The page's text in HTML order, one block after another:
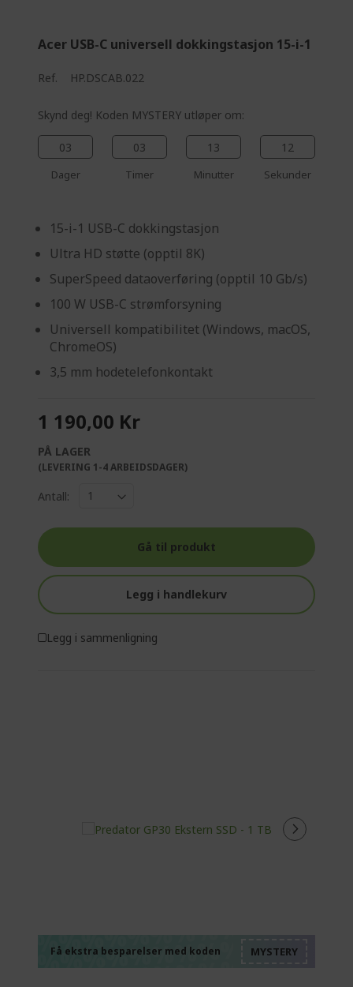
Acer USB-C universell dokkingstasjon 15-i-1
Ref. HP.DSCAB.022
Skynd deg! Koden MYSTERY utløper om:
03
Dager
03
Timer
13
Minutter
11
Sekunder
15-i-1 USB-C dokkingstasjon
Ultra HD støtte (opptil 8K)
SuperSpeed dataoverføring (opptil 10 Gb/s)
100 W USB-C strømforsyning
Universell kompatibilitet (Windows, macOS,
ChromeOS)
3,5 mm hodetelefonkontakt
1 190,00 Kr
PÅ LAGER
(LEVERING 1-4 ARBEIDSDAGER)
Antall:
Gå til produkt
Legg i handlekurv
Legg i sammenligning
Få ekstra besparelser med koden